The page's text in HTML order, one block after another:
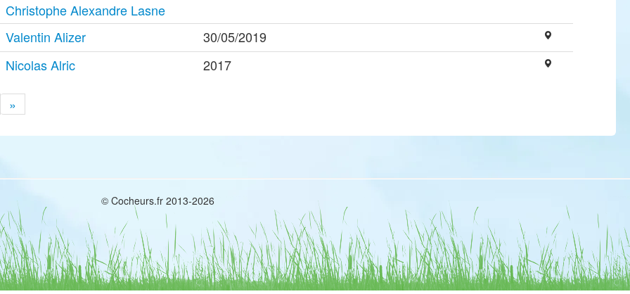
Christophe Alexandre Lasne
Valentin Alizer
30/05/2019
Nicolas Alric
2017
»
© Cocheurs.fr 2013-2026